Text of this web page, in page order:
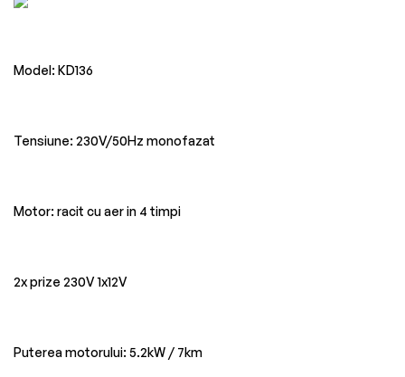
Model: KD136
Tensiune: 230V/50Hz monofazat
Motor: racit cu aer in 4 timpi
2x prize 230V 1x12V
Puterea motorului: 5.2kW / 7km